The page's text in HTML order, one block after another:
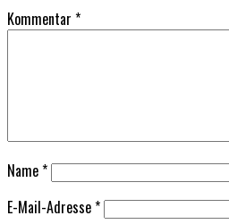
Kommentar *
Name*
E-Mail-Adresse*